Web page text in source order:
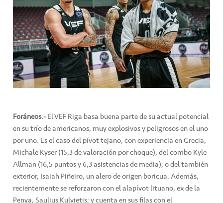
Foráneos.-El VEF Riga basa buena parte de su actual potencial
en su trío de americanos, muy explosivos y peligrosos en el uno
por uno. Es el caso del pívot tejano, con experiencia en Grecia,
Michale Kyser (15,3 de valoración por choque); del combo Kyle
Allman (16,5 puntos y 6,3 asistencias de media); o del también
exterior, Isaiah Piñeiro, un alero de origen boricua. Además,
recientemente se reforzaron con el alapívot lituano, ex de la
Penya, Saulius Kulvietis; y cuenta en sus filas con el